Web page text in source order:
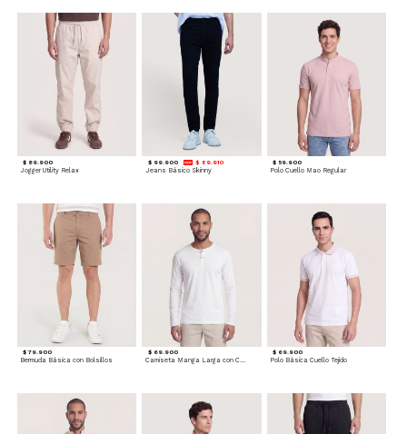
$ 89.900
Jogger Utility Relax
$ 99.900 $ 89.910
Jeans Básico Skinny
$ 59.900
Polo Cuello Mao Regular
$ 79.900
Bermuda Básica con Bolsillos
$ 69.900
Camiseta Manga Larga con Cuello Henley
$ 69.900
Polo Básica Cuello Tejido